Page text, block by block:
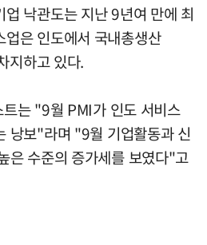
낙관도는 지난 9년여 만에 최
은 인도에서 국내총생산
지하고 있다.
는 "9월 PMI가 인도 서비스
낭보"라며 "9월 기업활동과 신
은 수준의 증가세를 보였다"고